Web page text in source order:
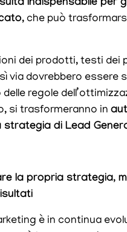
indispensabile per
, che può
dei prodotti, testi dei
via dovrebbero essere
regole
si trasformeranno in
strategia di Lead
la propria strategia,
è in continua